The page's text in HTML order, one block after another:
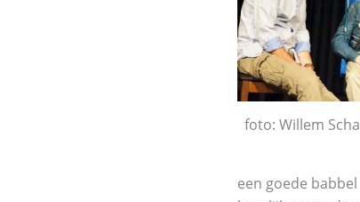
foto: Willem
een goede